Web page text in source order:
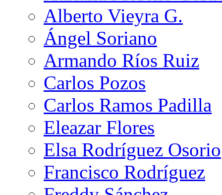
Alberto Vieyra G.
Ángel Soriano
Armando Ríos Ruiz
Carlos Pozos
Carlos Ramos Padilla
Eleazar Flores
Elsa Rodríguez Osorio
Francisco Rodríguez